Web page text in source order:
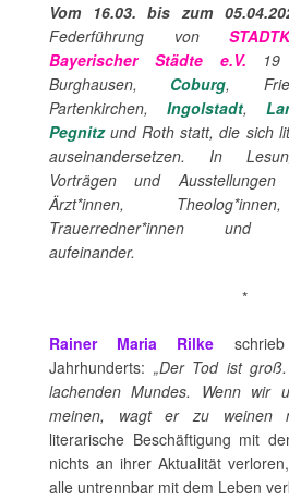
Vom 16.03. bis zum
Federführung von
Bayerischer Städte e.V. 19
Burghausen, Coburg,
Partenkirchen, Ingolstadt,
Pegnitzund Roth statt, die sich
auseinandersetzen. In
Vorträgen und Ausstellungen
Ärzt*innen,
Trauerredner*innen und
aufeinander.
*
Rainer Maria Rilke
Jahrhunderts: „Der Tod ist
lachenden Mundes. Wenn wir
meinen, wagt er zu weinen
literarische Beschäftigung mit
nichts an ihrer Aktualität
alle untrennbar mit dem Leben